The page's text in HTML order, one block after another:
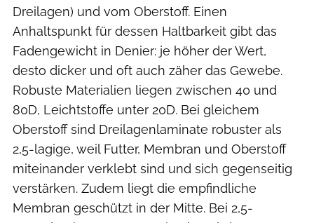
Dreilagen) und vom Oberstoff. Einen
Anhaltspunkt für dessen Haltbarkeit gibt das
Fadengewicht in Denier: je höher der Wert,
desto dicker und oft auch zäher das Gewebe.
Robuste Materialien liegen zwischen 40 und
80D, Leichtstoffe unter 20D. Bei gleichem
Oberstoff sind Dreilagenlaminate robuster als
2,5-lagige, weil Futter, Membran und Oberstoff
miteinander verklebt sind und sich gegenseitig
verstärken. Zudem liegt die empfindliche
Membran geschützt in der Mitte. Bei 2,5-